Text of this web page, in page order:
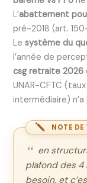
L’abattement
pré-2018 (art. 150-
Lesystème du
l’année de
csg retraite 2026
UNAR-CFTC
intermédiaire)
NOTE DE
en
plafond des 4
besoin, et